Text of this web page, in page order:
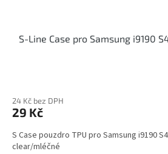
S-Line Case pro Samsung i9190
24 Kč bez DPH
29 Kč
S Case pouzdro TPU pro Samsung i9190
clear/mléčné